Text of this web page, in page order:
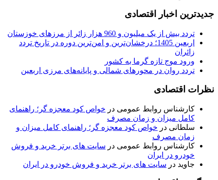
جدیدترین اخبار اقتصادی
تردد بیش از یک میلیون و 960 هزار زائر از مرزهای خوزستان
اربعین 1405؛ درخشان‌ترین و امن‌ترین دوره در تاریخ تردد
زائران
ورود موج تازه گرما به کشور
تردد روان در محورهای شمالی و پایانه‌های مرزی اربعین
نظرات اقتصادی
کارشناس روابط عمومی در خواص کود معجزه گر؛ راهنمای
کامل میزان و زمان مصرف
سلطانی در خواص کود معجزه گر؛ راهنمای کامل میزان و
زمان مصرف
کارشناس روابط عمومی در سایت های برتر خرید و فروش
خودرو در ایران
جاوید در سایت های برتر خرید و فروش خودرو در ایران